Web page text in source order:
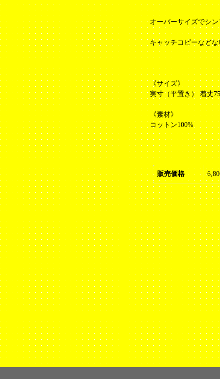
オーバーサイズでシ
キャッチコピーなど
《サイズ》
実寸（平置き） 着丈
《素材》
コットン100%
販売価格